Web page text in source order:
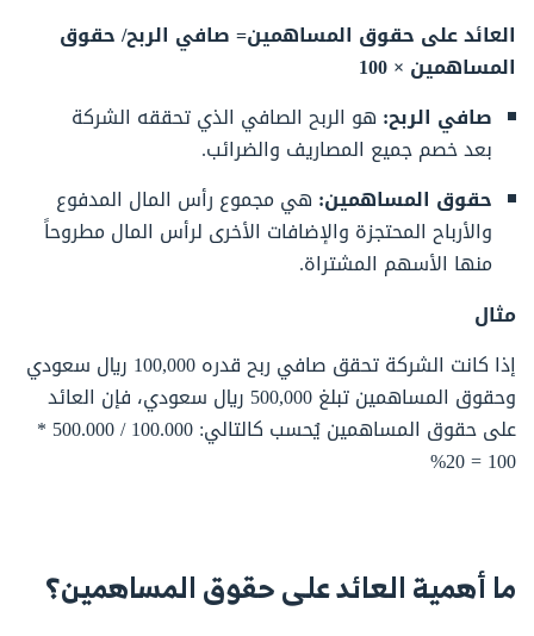
العائد على حقوق المساهمين= صافي الربح/ حقوق
المساهمين × 100
صافي الربح: هو الربح الصافي الذي تحققه الشركة
بعد خصم جميع المصاريف والضرائب.
حقوق المساهمين: هي مجموع رأس المال المدفوع
والأرباح المحتجزة والإضافات الأخرى لرأس المال مطروحاً
منها الأسهم المشتراة.
مثال
إذا كانت الشركة تحقق صافي ربح قدره 100,000 ريال سعودي
وحقوق المساهمين تبلغ 500,000 ريال سعودي، فإن العائد
على حقوق المساهمين يُحسب كالتالي: 100.000 / 500.000 *
100 = 20%
ما أهمية العائد على حقوق المساهمين؟